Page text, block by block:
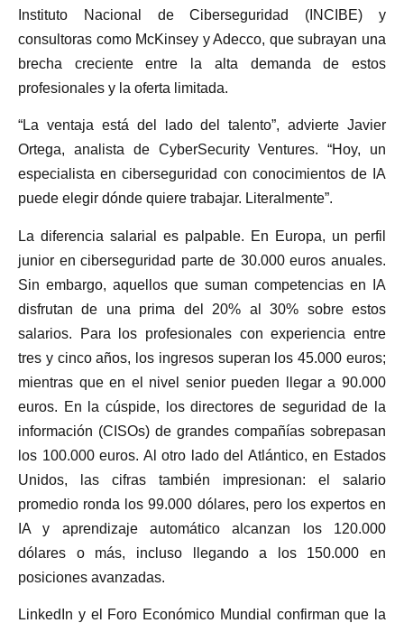
Instituto Nacional de Ciberseguridad (INCIBE) y
consultoras como McKinsey y Adecco, que subrayan una
brecha creciente entre la alta demanda de estos
profesionales y la oferta limitada.
“La ventaja está del lado del talento”, advierte Javier
Ortega, analista de CyberSecurity Ventures. “Hoy, un
especialista en ciberseguridad con conocimientos de IA
puede elegir dónde quiere trabajar. Literalmente”.
La diferencia salarial es palpable. En Europa, un perfil
junior en ciberseguridad parte de 30.000 euros anuales.
Sin embargo, aquellos que suman competencias en IA
disfrutan de una prima del 20% al 30% sobre estos
salarios. Para los profesionales con experiencia entre
tres y cinco años, los ingresos superan los 45.000 euros;
mientras que en el nivel senior pueden llegar a 90.000
euros. En la cúspide, los directores de seguridad de la
información (CISOs) de grandes compañías sobrepasan
los 100.000 euros. Al otro lado del Atlántico, en Estados
Unidos, las cifras también impresionan: el salario
promedio ronda los 99.000 dólares, pero los expertos en
IA y aprendizaje automático alcanzan los 120.000
dólares o más, incluso llegando a los 150.000 en
posiciones avanzadas.
LinkedIn y el Foro Económico Mundial confirman que la